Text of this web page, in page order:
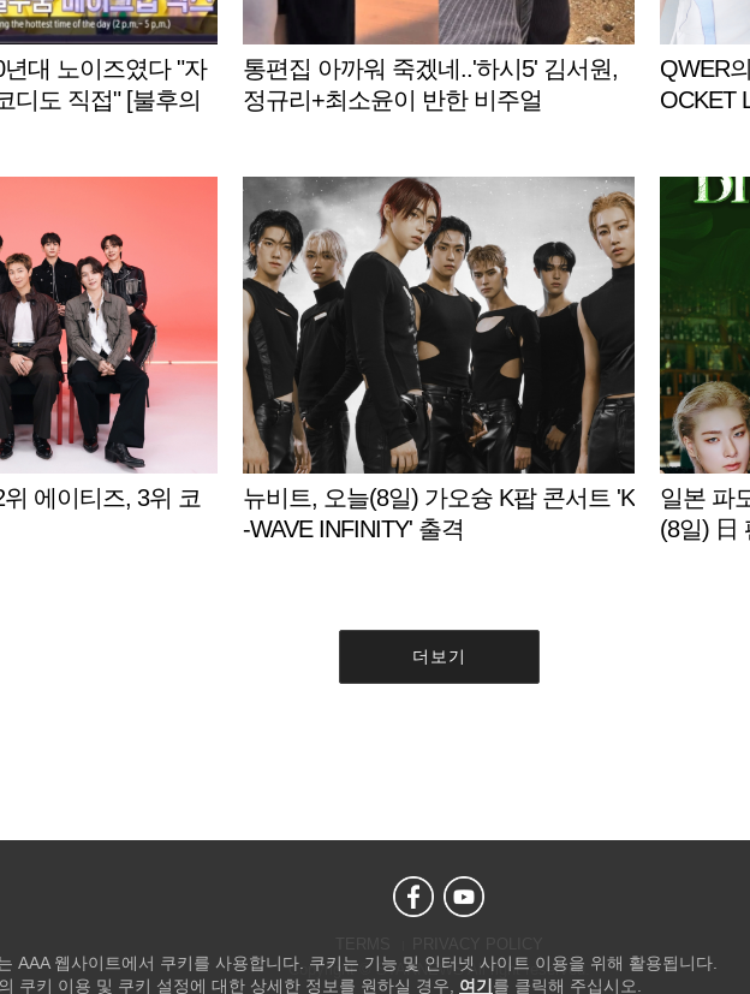
대 노이즈였다 "자
디도 직접" [불후의
통편집 아까워 죽겠네..'하시5' 김서원,
정규리+최소윤이 반한 비주얼
QWER
OCKET
에이티즈, 3위 코
뉴비트, 오늘(8일) 가오슝 K팝 콘서트 'K
-WAVE INFINITY' 출격
일본 파
(8일) 日
더보기
Copyright © STARNEWS All right reserved.
AAA 웹사이트에서 쿠키를 사용합니다. 쿠키는 기능 및 인터넷 사이트 이용을 위해 활용됩니다.
쿠키 이용 및 쿠키 설정에 대한 상세한 정보를 원하실 경우, 여기 를 클릭해 주십시오.